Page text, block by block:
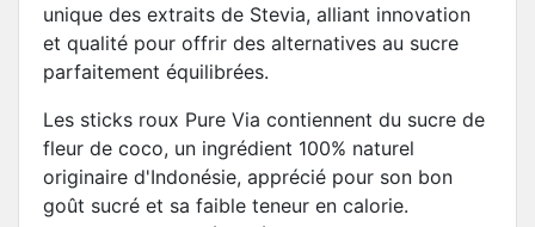
unique des extraits de Stevia, alliant innovation
et qualité pour offrir des alternatives au sucre
parfaitement équilibrées.
Les sticks roux Pure Via contiennent du sucre de
fleur de coco, un ingrédient 100% naturel
originaire d'Indonésie, apprécié pour son bon
goût sucré et sa faible teneur en calorie.